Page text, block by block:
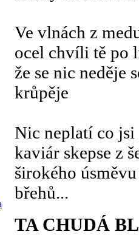
Ve vlnách z
ocel chvíli tě po
že se nic neděje
krůpěje
Nic neplatí co jsi
kaviár skepse z
širokého
břehů...
TA CHUDÁ